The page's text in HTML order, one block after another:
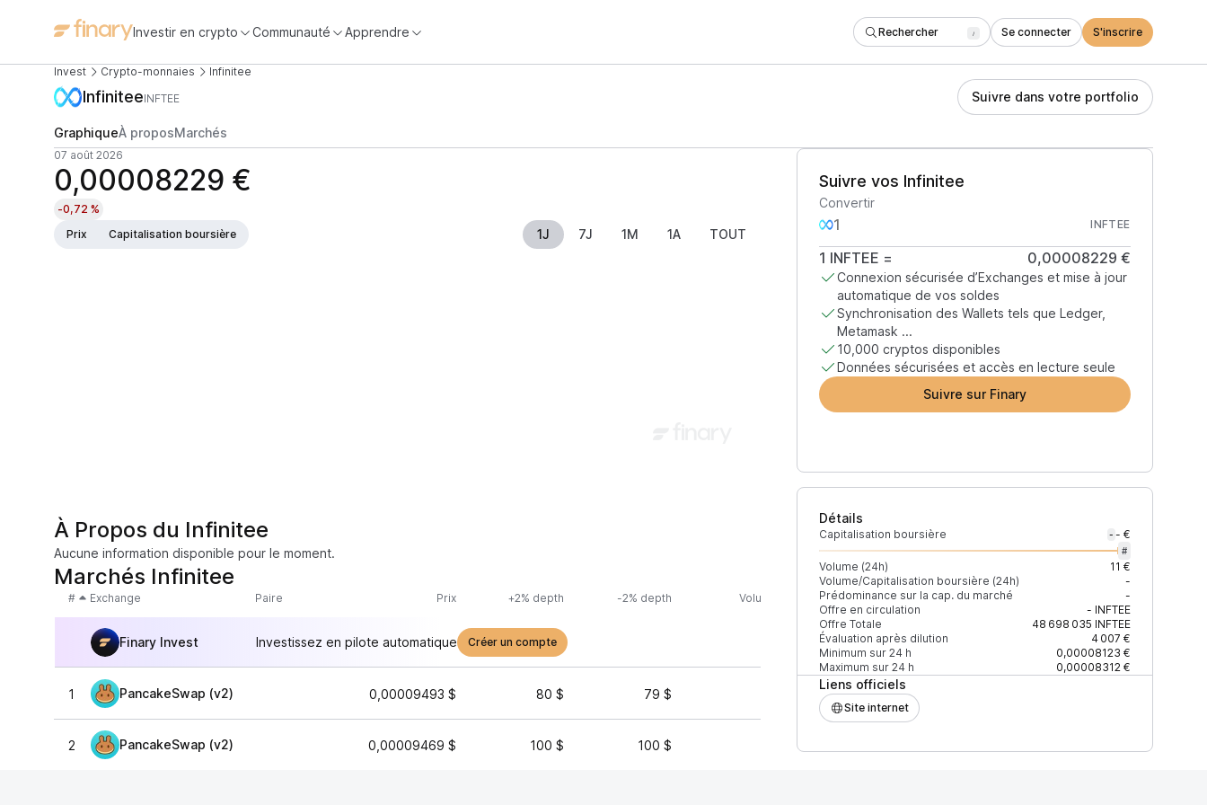
Investir en crypto Communauté Apprendre Rechercher / Se connecter S'inscrire
Invest Crypto-monnaies Infinitee
InfiniteeINFTEE Suivre dans votre portfolio
GraphiqueÀ proposMarchés
07 août 2026
0,00008229 €
-0,72 %
Prix
Capitalisation boursière 1J 7J 1M 1A TOUT
Suivre vos Infinitee
Convertir
INFTEE
1 INFTEE = 0,00008229 €
Connexion sécurisée d’Exchanges et mise à jour
automatique de vos soldes
Synchronisation des Wallets tels que Ledger,
Metamask ...
10,000 cryptos disponibles
Données sécurisées et accès en lecture seule
Suivre sur Finary
Détails
Capitalisation boursière - - €
#
Volume (24h)
11 €
Volume/Capitalisation boursière (24h)
-
Prédominance sur la cap. du marché
-
Offre en circulation
- INFTEE
Offre Totale
48 698 035 INFTEE
Évaluation après dilution
4 007 €
Minimum sur 24 h
0,00008123 €
Maximum sur 24 h
0,00008312 €
Liens officiels
Site internet
À Propos du Infinitee
Aucune information disponible pour le moment.
Marchés Infinitee
# Exchange Paire Prix +2% depth -2% depth Volume (24h) % du volume Confiance Mis à jour
Finary Invest Investissez en pilote automatique Créer un compte
1 PancakeSwap (v2) 0,00009493 $ 80 $ 79 $ 50,81 %
2 PancakeSwap (v2) 0,00009469 $ 100 $ 100 $ 6 $